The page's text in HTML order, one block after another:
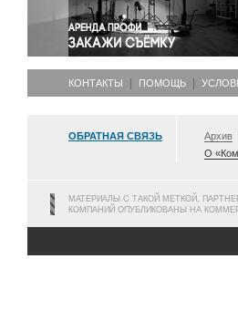
Экономика и бизнес
КОНТАКТЫ ПОМОЩЬ
ОБРАТНАЯ СВЯЗЬ Архив
О
МАТЕРИАЛЫ С ТАКОЙ МЕТКОЙ,
КОМПАНИЙ ОПУБЛИКОВАНЫ НА